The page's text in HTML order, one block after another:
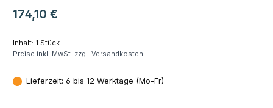
Regulärer Preis:
174,10 €
Inhalt: 1 Stück
Preise inkl. MwSt. zzgl. Versandkosten
Lieferzeit: 6 bis 12 Werktage (Mo-Fr)